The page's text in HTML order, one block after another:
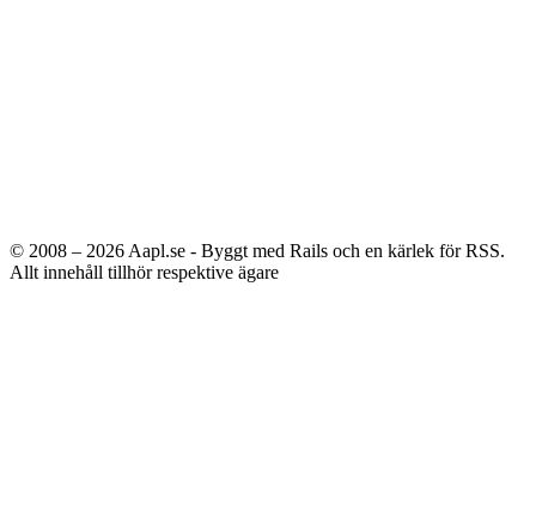
© 2008 – 2026 Aapl.se - Byggt med Rails och en kärlek för RSS.
Allt innehåll tillhör respektive ägare